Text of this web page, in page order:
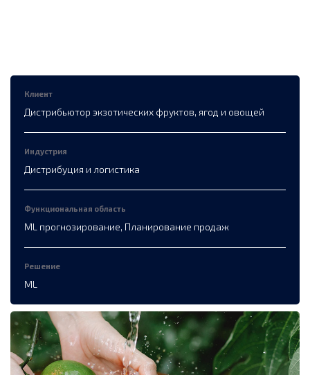
Клиент
Дистрибьютор экзотических фруктов, ягод и овощей
Индустрия
Дистрибуция и логистика
Функциональная область
ML прогнозирование, Планирование продаж
Решение
ML